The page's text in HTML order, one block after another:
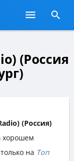
(Россия
(Россия)
хорошем
на Топ